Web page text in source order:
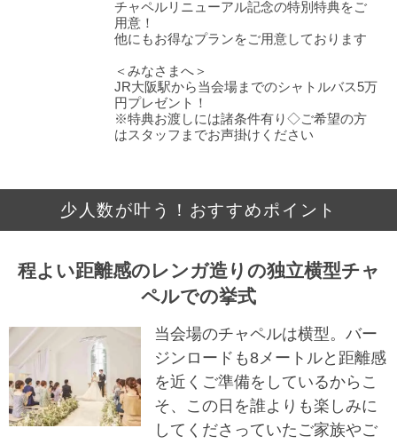
チャペルリニューアル記念の特別特典をご
⽤意！
他にもお得なプランをご⽤意しております
＜みなさまへ＞
JR大阪駅から当会場までのシャトルバス5万
円プレゼント！
※特典お渡しには諸条件有り◇ご希望の方
はスタッフまでお声掛けください
少人数が叶う！おすすめポイント
程よい距離感のレンガ造りの独立横型チャ
ペルでの挙式
当会場のチャペルは横型。バー
ジンロードも8メートルと距離感
を近くご準備をしているからこ
そ、この日を誰よりも楽しみに
してくださっていたご家族やご